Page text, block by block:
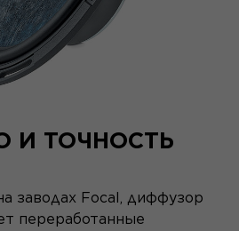
И ТОЧНОСТЬ
заводах Focal, диффузор
переработанные